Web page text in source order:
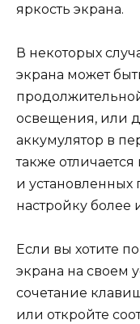
яркость экрана.
В некоторых
экрана может
освещения, или
аккумулятор в
также
и установленных
настройку
Если вы хотите
экрана на своем
сочетание
или откройте